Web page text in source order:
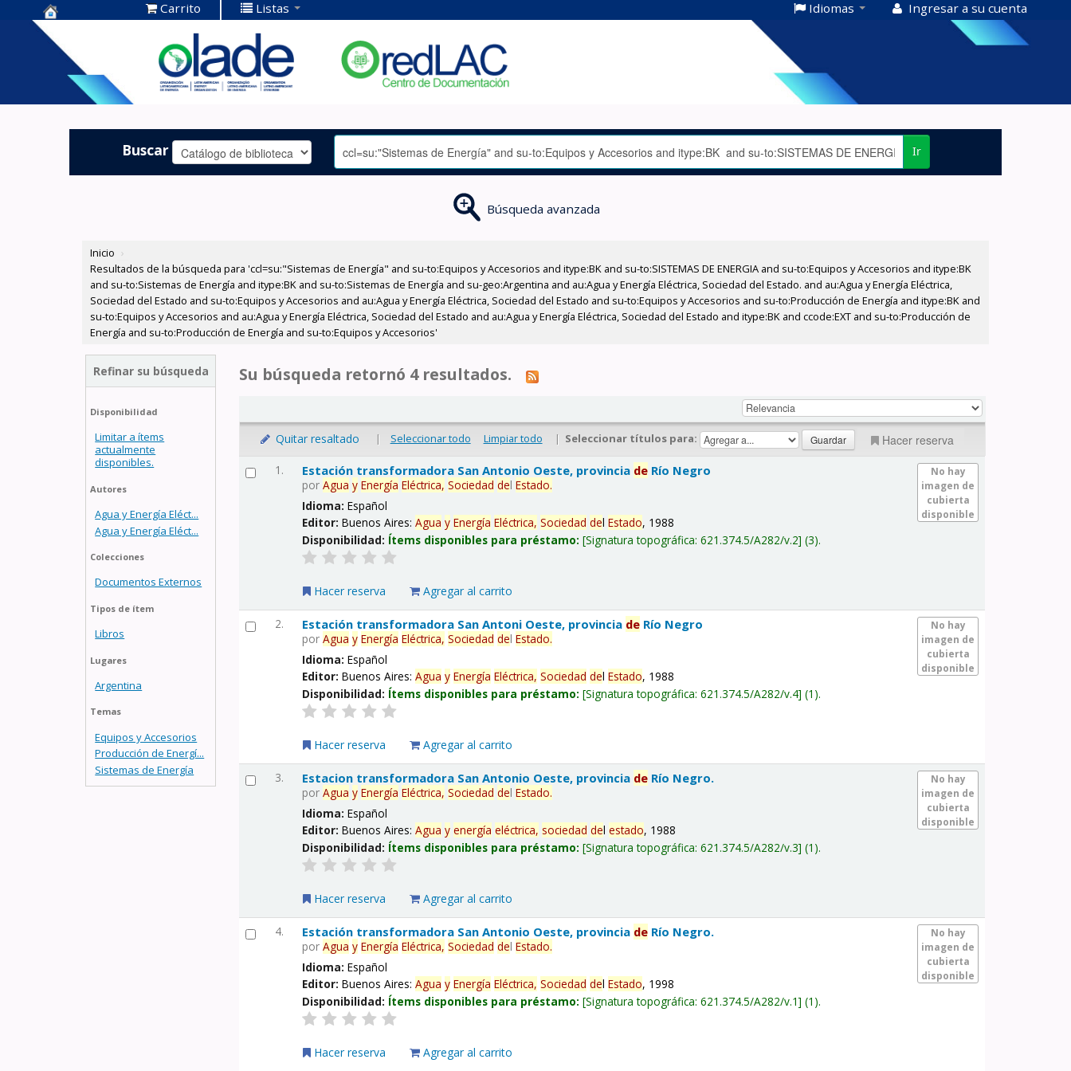
Centro de
Documentación
OLADE -
Carrito Listas Idiomas Ingresar a su cuenta
Buscar Ir
Búsqueda avanzada
Inicio ›
Resultados de la búsqueda para 'ccl=su:"Sistemas de Energía" and su-to:Equipos y Accesorios and itype:BK and su-to:SISTEMAS DE ENERGIA and su-to:Equipos y Accesorios and itype:BK
and su-to:Sistemas de Energía and itype:BK and su-to:Sistemas de Energía and su-geo:Argentina and au:Agua y Energía Eléctrica, Sociedad del Estado. and au:Agua y Energía Eléctrica,
Sociedad del Estado and su-to:Equipos y Accesorios and au:Agua y Energía Eléctrica, Sociedad del Estado and su-to:Equipos y Accesorios and su-to:Producción de Energía and itype:BK and
su-to:Equipos y Accesorios and au:Agua y Energía Eléctrica, Sociedad del Estado and au:Agua y Energía Eléctrica, Sociedad del Estado and itype:BK and ccode:EXT and su-to:Producción de
Energía and su-to:Producción de Energía and su-to:Equipos y Accesorios'
Refinar su búsqueda
Disponibilidad
Limitar a ítems
actualmente
disponibles.
Autores
Agua y Energía Eléct...
Agua y Energía Eléct...
Colecciones
Documentos Externos
Tipos de ítem
Libros
Lugares
Argentina
Temas
Equipos y Accesorios
Producción de Energí...
Sistemas de Energía
Su búsqueda retornó 4 resultados.
Quitar resaltado | Seleccionar todo Limpiar todo | Seleccionar títulos para: Hacer reserva
1.
No hay
imagen de
cubierta
disponible
Estación transformadora San Antonio Oeste, provincia de Río Negro
porAgua y Energía Eléctrica, Sociedad delEstado.
Idioma:Español
Editor:Buenos Aires:Agua y Energía Eléctrica, Sociedad delEstado, 1988
Disponibilidad: Ítems disponibles para préstamo: Signatura topográfica:621.374.5/A282/v.2 (3).
Hacer reserva Agregar al carrito
2.
No hay
imagen de
cubierta
disponible
Estación transformadora San Antoni Oeste, provincia de Río Negro
porAgua y Energía Eléctrica, Sociedad delEstado.
Idioma:Español
Editor:Buenos Aires:Agua y Energía Eléctrica, Sociedad delEstado, 1988
Disponibilidad: Ítems disponibles para préstamo: Signatura topográfica:621.374.5/A282/v.4 (1).
Hacer reserva Agregar al carrito
3.
No hay
imagen de
cubierta
disponible
Estacion transformadora San Antonio Oeste, provincia de Río Negro.
porAgua y Energía Eléctrica, Sociedad delEstado.
Idioma:Español
Editor:Buenos Aires:Agua y energía eléctrica, sociedad delestado, 1988
Disponibilidad: Ítems disponibles para préstamo: Signatura topográfica:621.374.5/A282/v.3 (1).
Hacer reserva Agregar al carrito
4.
No hay
imagen de
cubierta
disponible
Estación transformadora San Antonio Oeste, provincia de Río Negro.
porAgua y Energía Eléctrica, Sociedad delEstado.
Idioma:Español
Editor:Buenos Aires:Agua y Energía Eléctrica, Sociedad delEstado, 1998
Disponibilidad: Ítems disponibles para préstamo: Signatura topográfica:621.374.5/A282/v.1 (1).
Hacer reserva Agregar al carrito